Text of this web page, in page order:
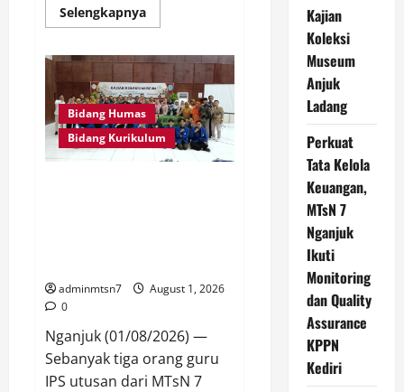
SelengkapnyaRead
more
7
Nganjuk
Hadiri
Istighatsah
dan
Tabligh
Akbar
Bersama
Menteri
Bidang Humas
Bidang Kurikulum
adminmtsn7
August 1, 2026
0
Nganjuk (01/08/2026) —
Sebanyak tiga orang guru
IPS utusan dari MTsN 7
Kajian
Koleksi
Museum
Anjuk
Ladang
Perkuat
Tata Kelola
Keuangan,
MTsN 7
Nganjuk
Ikuti
Monitoring
dan Quality
Assurance
KPPN
Kediri